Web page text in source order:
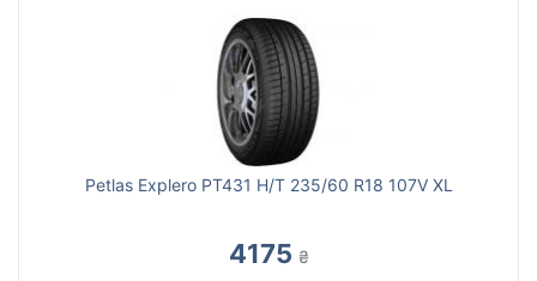
Petlas Explero PT431 H/T 235/60 R18 107V XL
4175 ₴